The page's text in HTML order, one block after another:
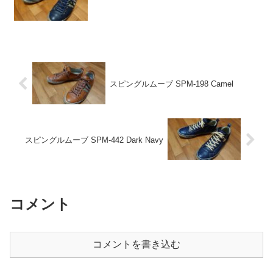
スピングルムーブ SPM-198 Camel
スピングルムーブ SPM-442 Dark Navy
コメント
コメントを書き込む